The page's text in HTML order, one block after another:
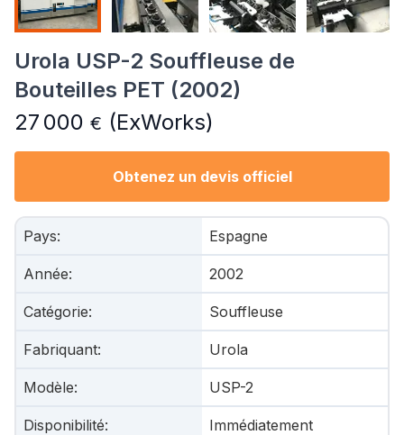
Urola USP-2 Souffleuse de
Bouteilles PET (2002)
27 000 € (ExWorks)
Obtenez un devis officiel
Pays: Espagne
Année: 2002
Catégorie: Souffleuse
Fabriquant: Urola
Modèle: USP-2
Disponibilité: Immédiatement